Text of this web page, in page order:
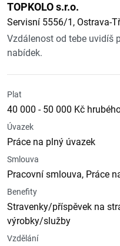
TOPKOLO s.r.o.
Servisní 5556/1, Ostrava-
Vzdálenost od tebe uvidíš
nabídek.
Plat
40 000 - 50 000 Kč
Úvazek
Práce na plný úvazek
Smlouva
Pracovní smlouva, Práce
Benefity
Stravenky/příspěvek na
výrobky/služby
Vzdělání